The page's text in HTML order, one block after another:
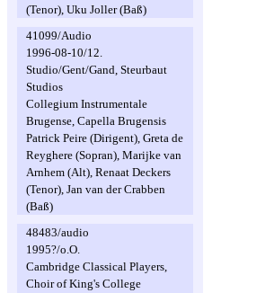
(Tenor), Uku Joller (Baß)
41099/Audio
1996-08-10/12.
Studio/Gent/Gand, Steurbaut
Studios
Collegium Instrumentale
Brugense, Capella Brugensis
Patrick Peire (Dirigent), Greta de
Reyghere (Sopran), Marijke van
Arnhem (Alt), Renaat Deckers
(Tenor), Jan van der Crabben
(Baß)
48483/audio
1995?/o.O.
Cambridge Classical Players,
Choir of King's College